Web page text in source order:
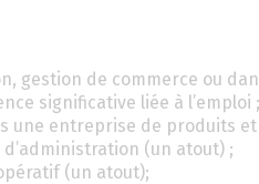
gestion de commerce ou
significative liée à l’emploi ;
une entreprise de produits
(un atout) ;
(un atout);